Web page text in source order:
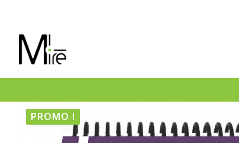
PROMO !